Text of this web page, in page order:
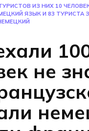
ИЗ НИХ 10
ЯЗЫК И 83 ТУРИСТА
не